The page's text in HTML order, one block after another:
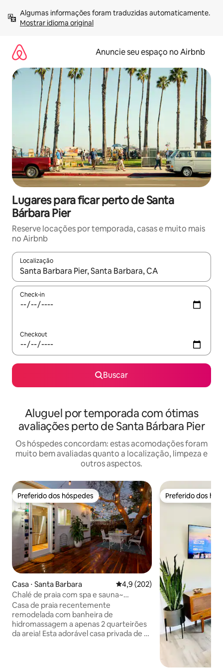
para
Mostrar idioma original
Anuncie seu espaço no Airbnb
Lugares para ficar perto de Santa
Bárbara Pier
Reserve locações por temporada, casas e muito mais
no Airbnb
Localização
Quando os resultados estiverem disponíveis, explore-os
Check-in
Checkout
Buscar
Aluguel por temporada com ótimas
avaliações perto de Santa Bárbara Pier
Os hóspedes concordam: estas acomodações foram
muito bem avaliadas quanto a localização, limpeza e
outros aspectos.
Preferido dos hóspedes
Preferido dos hóspedes
Casa ⋅ Santa Barbara 4,9 de uma avaliação média de
4,9 (202)
Chalé de praia com spa e sauna~
Caminhe até a praia
Casa de praia recentemente
remodelada com banheira de
hidromassagem a apenas 2 quarteirões
da areia! Esta adorável casa privada de 1
Preferido dos
Preferido dos